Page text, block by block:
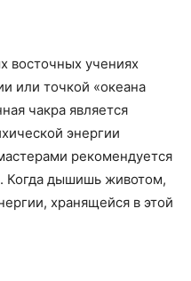
восточных учениях
или точкой «океана
чакра является
энергии
рекомендуется
Когда дышишь животом,
хранящейся в этой